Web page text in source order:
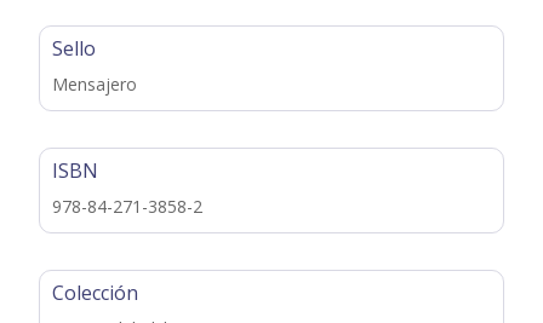
Sello
Mensajero
ISBN
978-84-271-3858-2
Colección